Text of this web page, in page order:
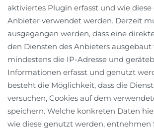
aktiviertes Plugin erfasst und wie
Anbieter verwendet werden. Derzeit
ausgegangen werden, dass eine
den Diensten des Anbieters ausgebaut
mindestens die IP-Adresse und
Informationen erfasst und genutzt
besteht die Möglichkeit, dass die
versuchen, Cookies auf dem
speichern. Welche konkreten Daten
wie diese genutzt werden, entnehmen